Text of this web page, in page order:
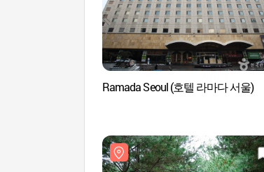
Ramada Seoul (호텔 라마다 서울)